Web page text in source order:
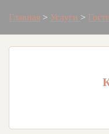
Главная > Услуги >